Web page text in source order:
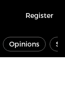
Register
Opinions